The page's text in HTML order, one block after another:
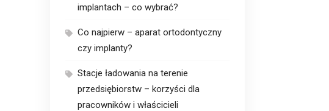
implantach – co wybrać?
Co najpierw – aparat ortodontyczny
czy implanty?
Stacje ładowania na terenie
przedsiębiorstw – korzyści dla
pracowników i właścicieli